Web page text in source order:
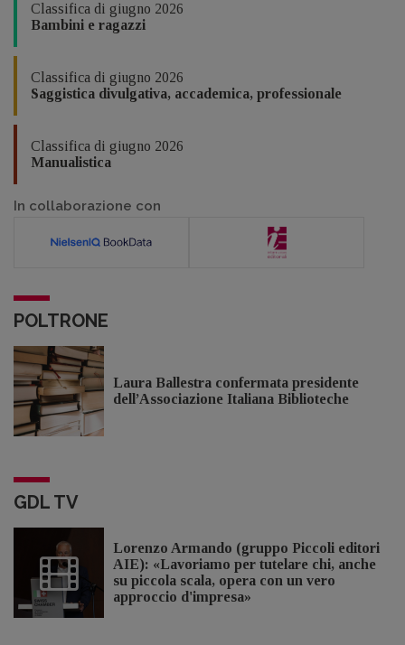
Classifica di giugno 2026
Bambini e ragazzi
Classifica di giugno 2026
Saggistica divulgativa, accademica, professionale
Classifica di giugno 2026
Manualistica
In collaborazione con
POLTRONE
Laura Ballestra confermata presidente
dell’Associazione Italiana Biblioteche
GDL TV
Lorenzo Armando (gruppo Piccoli editori
AIE): «Lavoriamo per tutelare chi, anche
su piccola scala, opera con un vero
approccio d'impresa»